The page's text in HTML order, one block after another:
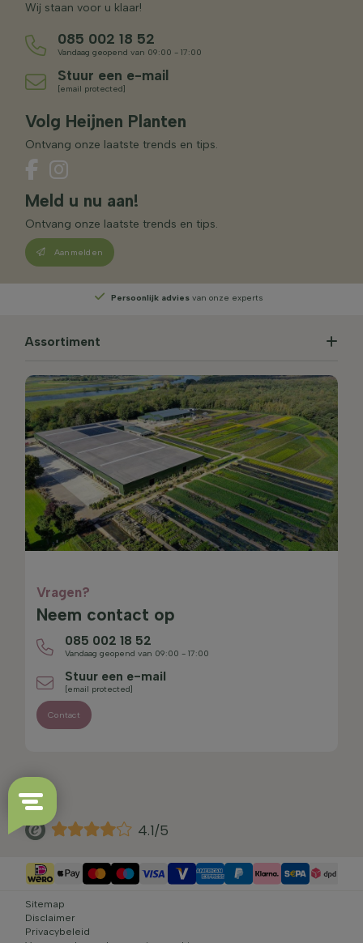
Wij staan voor u klaar!
085 002 18 52
Vandaag geopend van 09:00 - 17:00
Stuur een e-mail
[email protected]
Volg Heijnen Planten
Ontvang onze laatste trends en tips.
Meld u nu aan!
Ontvang onze laatste trends en tips.
Aanmelden
Persoonlijk advies van onze experts
Assortiment
Vragen?
Neem contact op
085 002 18 52
Vandaag geopend van 09:00 - 17:00
Stuur een e-mail
[email protected]
Contact
4.1/5
Sitemap
Disclaimer
Privacybeleid